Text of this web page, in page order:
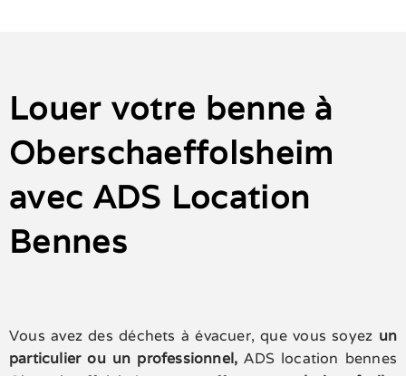
Louer votre benne à
Oberschaeffolsheim
avec ADS Location
Bennes
Vous avez des déchets à évacuer, que vous soyez un
particulier ou un professionnel, ADS location bennes